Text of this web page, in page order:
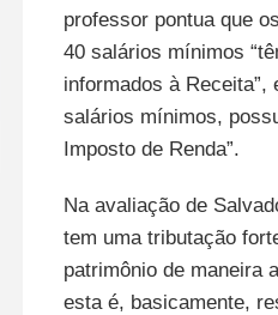
professor pontua que
40 salários mínimos
informados à
salários mínimos,
Imposto de Renda”.
Na avaliação de
tem uma tributação
patrimônio de maneira
esta é, basicamente,